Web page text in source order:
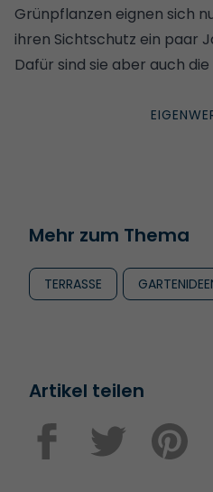
Grünpflanzen eignen sich
ihren Sichtschutz ein paar
Dafür sind sie aber auch
Mehr zum Thema
TERRASSE
Artikel teilen